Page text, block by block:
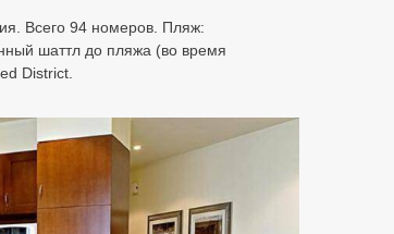
Всего 94 номеров. Пляж:
шаттл до пляжа (во время
District.